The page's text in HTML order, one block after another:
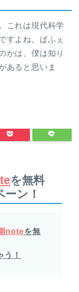
これは現代科学
すよね。ぱふぇ
かは、僕は知り
あると思いま
を無料
ン！
noteを無
う！